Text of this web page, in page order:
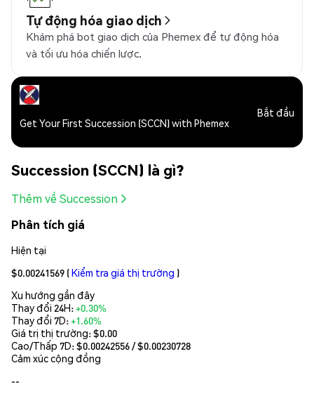
Tự động hóa giao dịch
Khám phá bot giao dịch của Phemex để tự động hóa
và tối ưu hóa chiến lược.
Get Your First Succession (SCCN) with Phemex
Bắt đầu
Succession (SCCN) là gì?
Thêm về Succession
Phân tích giá
Hiện tại
$0.00241569 (Kiểm tra giá thị trường )
Xu hướng gần đây
Thay đổi 24H:+0.30%
Thay đổi 7D:+1.60%
Giá trị thị trường:$0.00
Cao/Thấp 7D: $0.00242556/ $0.00230728
Cảm xúc cộng đồng
--